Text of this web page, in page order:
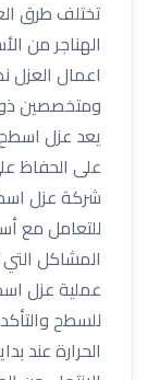
تختلف طرق
الهناجر من
اعمال العزل
ومتخصصين
يعد عزل اسطح
على الحفاظ
شركة عزل
للتعامل مع
المشاكل
عملية عزل
للسطح
الحرارة عند